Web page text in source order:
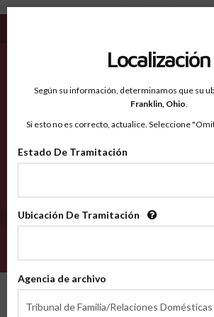
Owen KY - Condados Reconocidos
Condados
2600
Localización
Según su información, determinamos que su
Franklin, Ohio.
Si esto no es correcto, actualice. Seleccione
Estado De Tramitación
Tramitación
Ubicación De Tramitación
Tramitación
Agencia de archivo
Tribunal de Familia/Relaciones Domésticas
de